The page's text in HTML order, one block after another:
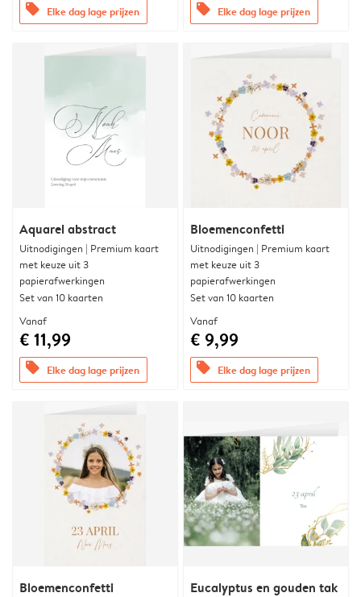
offers Elke dag lage prijzen offers Elke dag lage prijzen
Aquarel abstract
Uitnodigingen | Premium kaart
met keuze uit 3
papierafwerkingen
Set van 10 kaarten
Vanaf
€ 11,99
offers Elke dag lage prijzen
Bloemenconfetti
Uitnodigingen | Premium kaart
met keuze uit 3
papierafwerkingen
Set van 10 kaarten
Vanaf
€ 9,99
offers Elke dag lage prijzen
Bloemenconfetti Eucalyptus en gouden tak